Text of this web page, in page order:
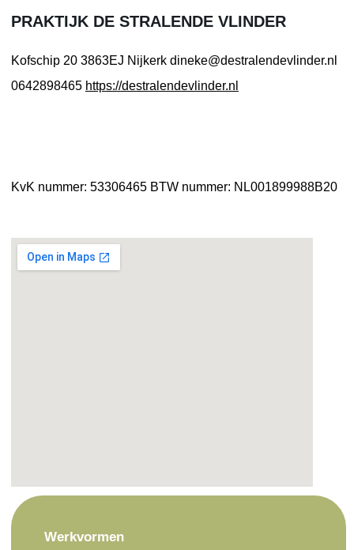
PRAKTIJK DE STRALENDE VLINDER
Kofschip 20 3863EJ Nijkerk dineke@destralendevlinder.nl
0642898465 https://destralendevlinder.nl
KvK nummer: 53306465 BTW nummer: NL001899988B20
Werkvormen